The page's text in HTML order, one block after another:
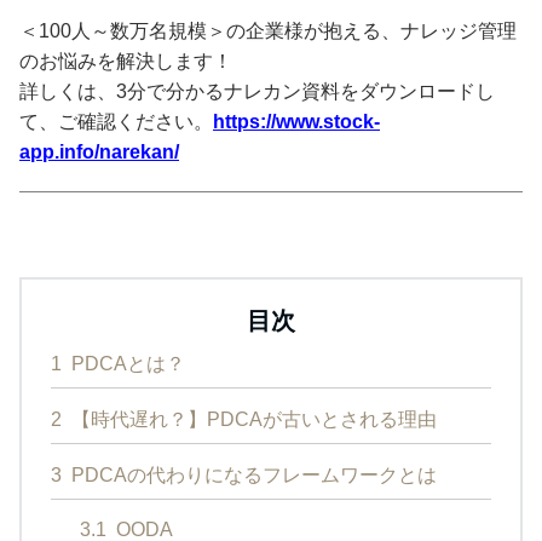
＜100人～数万名規模＞の企業様が抱える、ナレッジ管理
のお悩みを解決します！
詳しくは、3分で分かるナレカン資料をダウンロードし
て、ご確認ください。
https://www.stock-
app.info/narekan/
目次
1 PDCAとは？
2 【時代遅れ？】PDCAが古いとされる理由
3 PDCAの代わりになるフレームワークとは
3.1 OODA